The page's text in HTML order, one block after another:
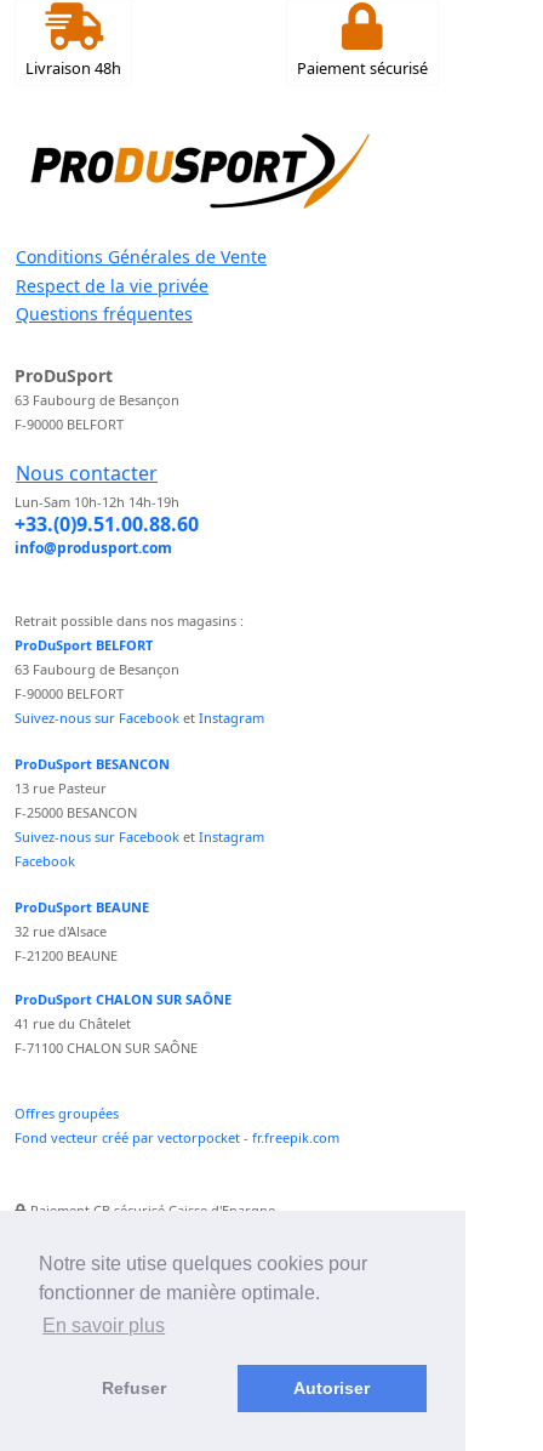
Notre site utise quelques cookies pour
fonctionner de manière optimale.
En savoir plus
Refuser Autoriser
Livraison 48h Paiement sécurisé
Conditions Générales de Vente
Respect de la vie privée
Questions fréquentes
ProDuSport
63 Faubourg de Besançon
F-90000 BELFORT
Nous contacter
Lun-Sam 10h-12h 14h-19h
+33.(0)9.51.00.88.60
info@produsport.com
Retrait possible dans nos magasins :
ProDuSport BELFORT
63 Faubourg de Besançon
F-90000 BELFORT
Suivez-nous sur Facebook et Instagram
ProDuSport BESANCON
13 rue Pasteur
F-25000 BESANCON
Suivez-nous sur Facebook et Instagram
Facebook
ProDuSport BEAUNE
32 rue d'Alsace
F-21200 BEAUNE
ProDuSport CHALON SUR SAÔNE
41 rue du Châtelet
F-71100 CHALON SUR SAÔNE
Offres groupées
Fond vecteur créé par vectorpocket - fr.freepik.com
Paiement CB sécurisé Caisse d'Epargne
Paiement Paypal accepté